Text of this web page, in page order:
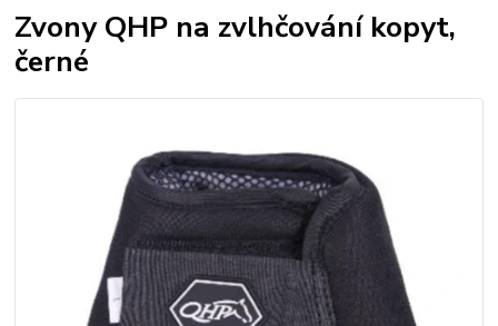
Zvony QHP na zvlhčování kopyt,
černé